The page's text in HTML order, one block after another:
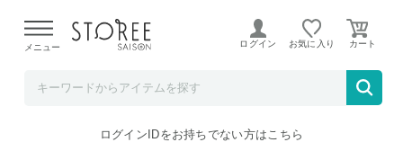
よる配送遅延が発生しております。
メニュー ログイン お気に入り
ご指定のアイテムは取り扱い終了、またはただいま取り扱い
トップへ戻る
ログインIDをお持ちでない方はこちら